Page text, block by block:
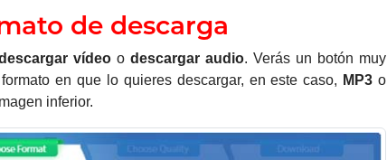
de descarga
vídeo o descargar audio. Verás un botón muy
en que lo quieres descargar, en este caso, MP3 o
inferior.